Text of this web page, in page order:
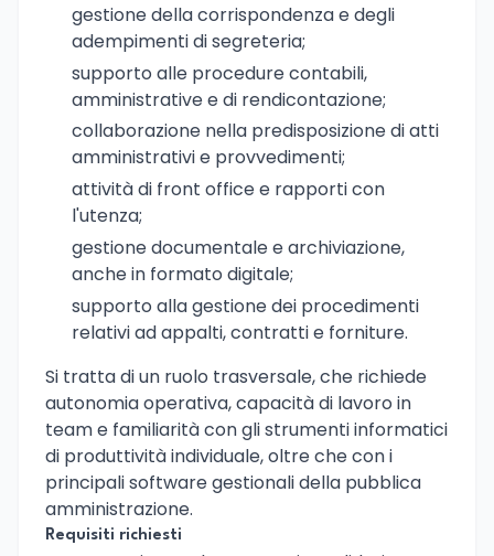
gestione della corrispondenza e degli
adempimenti di segreteria;
supporto alle procedure contabili,
amministrative e di rendicontazione;
collaborazione nella predisposizione di atti
amministrativi e provvedimenti;
attività di front office e rapporti con
l'utenza;
gestione documentale e archiviazione,
anche in formato digitale;
supporto alla gestione dei procedimenti
relativi ad appalti, contratti e forniture.
Si tratta di un ruolo trasversale, che richiede
autonomia operativa, capacità di lavoro in
team e familiarità con gli strumenti informatici
di produttività individuale, oltre che con i
principali software gestionali della pubblica
amministrazione.
Requisiti richiesti